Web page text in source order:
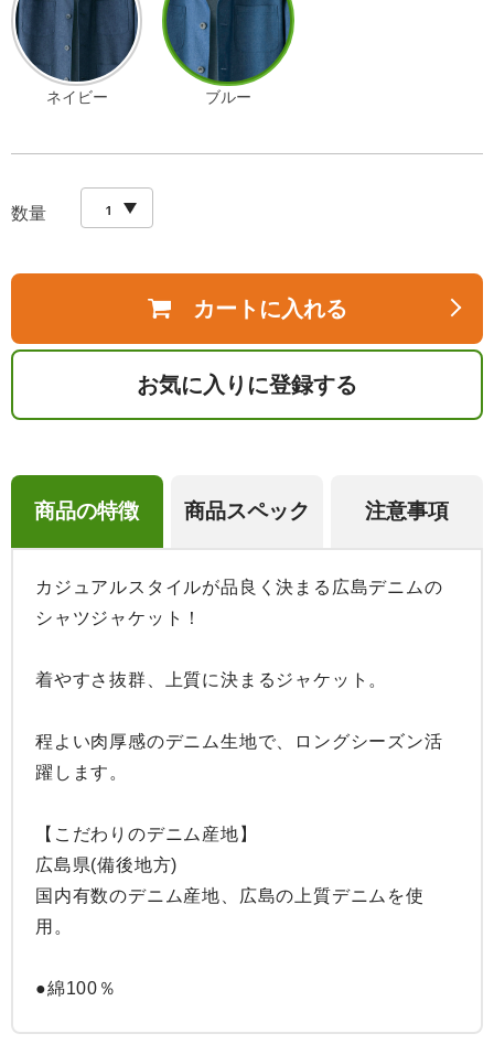
ネイビー ブルー
数量
カートに入れる
お気に入りに登録する
商品の特徴 商品スペック 注意事項
カジュアルスタイルが品良く決まる広島デニムの
シャツジャケット！
着やすさ抜群、上質に決まるジャケット。
程よい肉厚感のデニム生地で、ロングシーズン活
躍します。
【こだわりのデニム産地】
広島県(備後地方)
国内有数のデニム産地、広島の上質デニムを使
用。
●綿100％